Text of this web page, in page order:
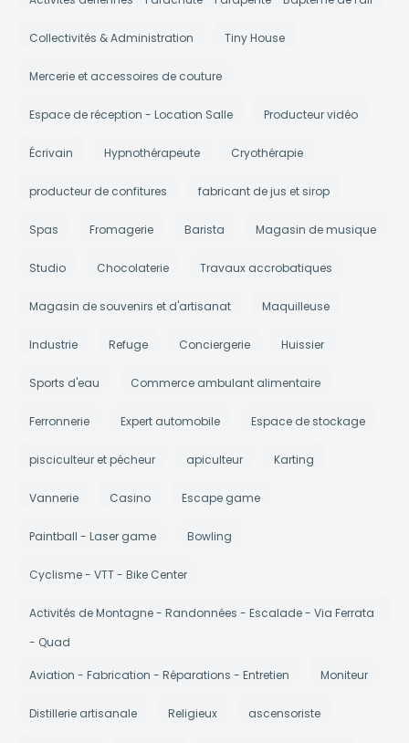
Collectivités & Administration Tiny House
Mercerie et accessoires de couture
Espace de réception - Location Salle Producteur vidéo
Écrivain Hypnothérapeute Cryothérapie
producteur de confitures fabricant de jus et sirop
Spas Fromagerie Barista Magasin de musique
Studio Chocolaterie Travaux accrobatiques
Magasin de souvenirs et d'artisanat Maquilleuse
Industrie Refuge Conciergerie Huissier
Sports d'eau Commerce ambulant alimentaire
Ferronnerie Expert automobile Espace de stockage
pisciculteur et pécheur apiculteur Karting
Vannerie Casino Escape game
Paintball - Laser game Bowling
Cyclisme - VTT - Bike Center
Activités de Montagne - Randonnées - Escalade - Via Ferrata
- Quad
Aviation - Fabrication - Réparations - Entretien Moniteur
Distillerie artisanale Religieux ascensoriste